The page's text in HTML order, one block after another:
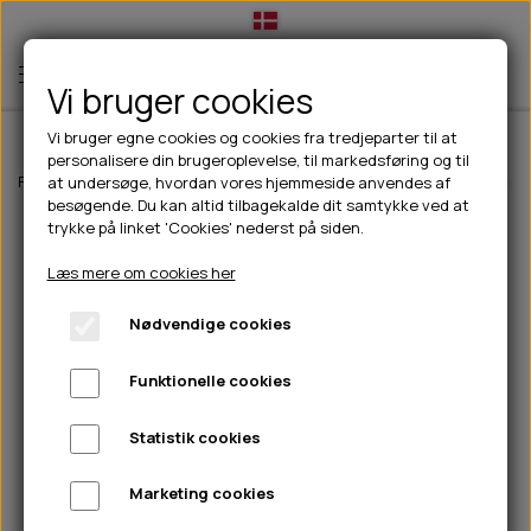
TIL HUND
💧FODER- VANDSKÅLE
CHICOPEE
GODBIDSTASKE
HALSBÅND
🦴 GODBIDDER & SNACKS
🍖 SMAGSVARIANTER
🎾 LEGETØJ
TÆNDER, ØRE, ØJE, POTER & NÆSE
🐾 UDSTYR & KOMFORT
TIL HUNDEEJER
DRIKKEFLASKER/TERMOFLASKER
HUER OG VANTER
PINEWOOD SALES
TIL KAT
TILBUD
NYHEDER
ABONNEMENT
Forside Til hunde Hundetøj Jakker til hunde Paikka Quilted
Vi bruger cookies
Vi bruger egne cookies og cookies fra tredjeparter til at
personalisere din brugeroplevelse, til markedsføring og til
at undersøge, hvordan vores hjemmeside anvendes af
besøgende. Du kan altid tilbagekalde dit samtykke ved at
trykke på linket 'Cookies' nederst på siden.
Læs mere om cookies her
Nødvendige cookies
Funktionelle cookies
Statistik cookies
Marketing cookies